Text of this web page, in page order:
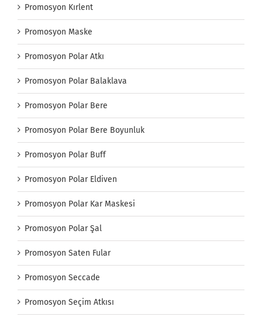
Promosyon Kırlent
Promosyon Maske
Promosyon Polar Atkı
Promosyon Polar Balaklava
Promosyon Polar Bere
Promosyon Polar Bere Boyunluk
Promosyon Polar Buff
Promosyon Polar Eldiven
Promosyon Polar Kar Maskesi
Promosyon Polar Şal
Promosyon Saten Fular
Promosyon Seccade
Promosyon Seçim Atkısı